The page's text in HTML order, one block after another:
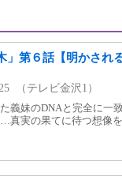
」第６話【明かされ
（テレビ金沢1）
義妹のDNAと完全に
真実の果てに待つ想像